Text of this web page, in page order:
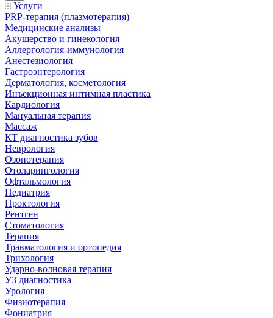
Услуги
PRP-терапия (плазмотерапия)
Медицинские анализы
Акушерство и гинекология
Аллергология-иммунология
Анестезиология
Гастроэнтерология
Дерматология, косметология
Инъекционная интимная пластика
Кардиология
Мануальная терапия
Массаж
КТ диагностика зубов
Неврология
Озонотерапия
Отоларингология
Офтальмология
Педиатрия
Проктология
Рентген
Стоматология
Терапия
Травматология и ортопедия
Трихология
Ударно-волновая терапия
УЗ диагностика
Урология
Физиотерапия
Фониатрия